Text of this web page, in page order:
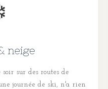
neige
sur des routes de
journée de ski, n'a rien